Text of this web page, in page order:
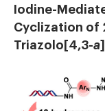
Iodine-
Cyclization of
Triazolo[4,3-a